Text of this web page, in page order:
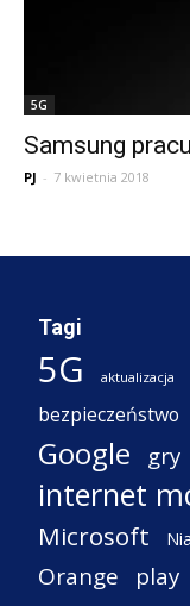
5G
Samsung
PJ - 7 kwietnia 2018
Tagi
5G aktualizacja
bezpieczeństwo
Google gry
internet
Microsoft
Orange play